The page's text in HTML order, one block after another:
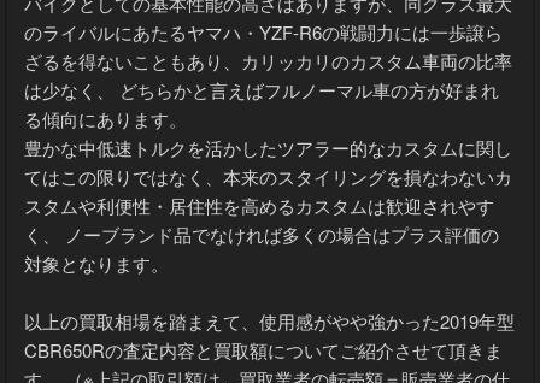
バイクとしての基本性能の高さはありますが、同クラス最大
のライバルにあたるヤマハ・YZF-R6の戦闘力には一歩譲ら
ざるを得ないこともあり、カリッカリのカスタム車両の比率
は少なく、 どちらかと言えばフルノーマル車の方が好まれ
る傾向にあります。
豊かな中低速トルクを活かしたツアラー的なカスタムに関し
てはこの限りではなく、本来のスタイリングを損なわないカ
スタムや利便性・居住性を高めるカスタムは歓迎されやす
く、 ノーブランド品でなければ多くの場合はプラス評価の
対象となります。
以上の買取相場を踏まえて、使用感がやや強かった2019年型
CBR650Rの査定内容と買取額についてご紹介させて頂きま